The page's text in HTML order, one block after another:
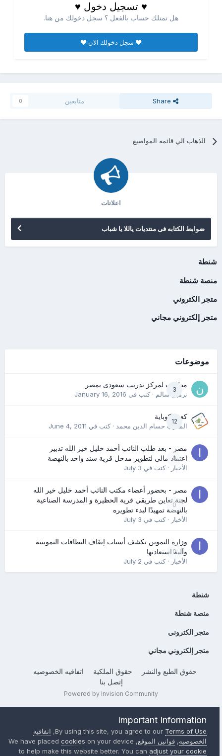
♥ تسجيل دخول ♥
هل تمتلك حساب بالفعل ؟ سجل دخولك من هنا.
♥ سجل دخولك الان ♥
Share متابعين 0
الذهاب الي قائمه المواضيع
اعلانات
ضوابط الكتابه فى منتديات ياللا يا شباب
شنطة
منصة شنطة
متجر الكتروني
متجر إلكتروني مجاني
موضوعات
3
مطلوب لمركز تدريب سعودى بمصر
نرمين سالم· كتب في January 16, 2016
12
كعب كوباية
المدرب حسام الدين محمد· كتب في June 4, 2011
0
مصر - بعد طلب النائب أحمد خليل خير الله تدبير
اعتماد مالي لتطوير مدخل قرية سند واحد بالنهضة
الأخبار· كتب في July 3
0
مصر - بحضور أعضاء مكتب النائب أحمد خليل خير الله
لجنة تعاين طريقي قرية الحظيرة و المدرسة الصناعية
بالنهضة تمهيدًا لبدء تطويره
الأخبار· كتب في July 3
0
وزارة التموين تكشف أسباب إيقاف البطاقات التموينية
وآلية استعادتها
الأخبار· كتب في July 2
شنطة
منصة شنطة
متجر الكتروني
متجر إلكتروني مجاني
حقوق الطبع والنشر حقوق الملكية
اتفاقيه الخصوصيه
إتصل بنا
Powered by Invision Community
Important Information
By using this site, you agree to ourTerms of Use
, اتفاقيه
الخصوصيه, قوانين الموقع, We have placed
cookies on your device
to help make this website better. You canadjust your cookie